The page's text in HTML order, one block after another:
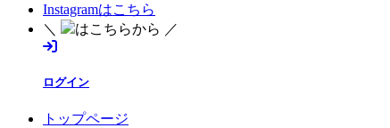
Instagramはこちら
＼
はこちらから ／
ログイン
トップページ